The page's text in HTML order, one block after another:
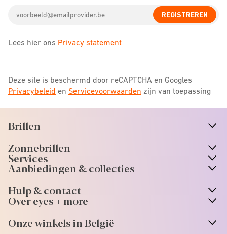
address
REGISTREREN
Lees hier ons Privacy statement
Deze site is beschermd door reCAPTCHA en Googles
Privacybeleid en Servicevoorwaarden zijn van toepassing
Brillen
Zonnebrillen
Services
Aanbiedingen & collecties
Hulp & contact
Over eyes + more
Onze winkels in België